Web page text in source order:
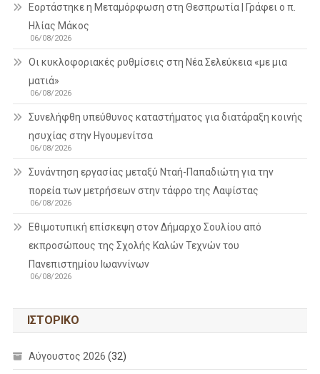
Εορτάστηκε η Μεταμόρφωση στη Θεσπρωτία | Γράφει ο π.
Ηλίας Μάκος
06/08/2026
Οι κυκλοφοριακές ρυθμίσεις στη Νέα Σελεύκεια «με μια
ματιά»
06/08/2026
Συνελήφθη υπεύθυνος καταστήματος για διατάραξη κοινής
ησυχίας στην Ηγουμενίτσα
06/08/2026
Συνάντηση εργασίας μεταξύ Νταή-Παπαδιώτη για την
πορεία των μετρήσεων στην τάφρο της Λαψίστας
06/08/2026
Εθιμοτυπική επίσκεψη στον Δήμαρχο Σουλίου από
εκπροσώπους της Σχολής Καλών Τεχνών του
Πανεπιστημίου Ιωαννίνων
06/08/2026
ΙΣΤΟΡΙΚΌ
Αύγουστος 2026 (32)